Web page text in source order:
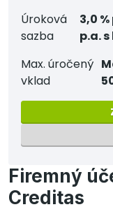
Úroková
sazba
3,0
p.a.
Max. úročený
vklad
Firemný
Creditas